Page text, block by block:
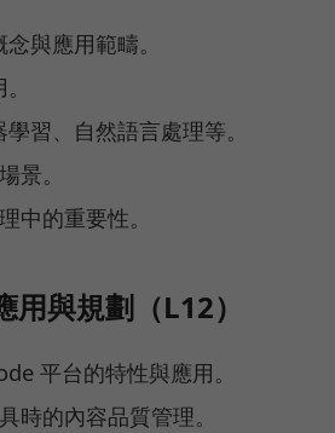
與應用範疇。
習、自然語言處理等。
景。
中的重要性。
與規劃（L12）
平台的特性與應用。
時的內容品質管理。